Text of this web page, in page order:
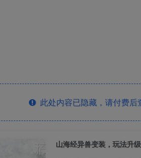
此处内容已隐藏，请付费后
山海经异兽变装，玩法升